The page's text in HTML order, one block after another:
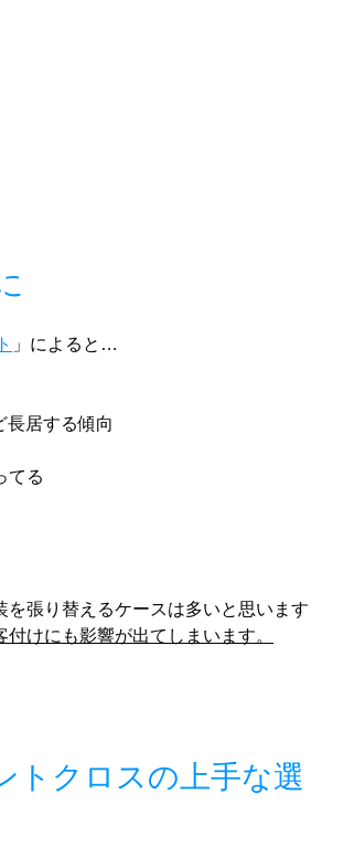
」によると…
長居する傾向
てる
張り替えるケースは多いと思います
けにも影響が出てしまいます。
トクロスの上手な選